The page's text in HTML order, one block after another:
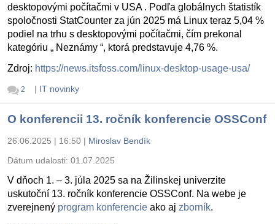
desktopovými počítačmi v USA . Podľa globálnych štatistík
spoločnosti StatCounter za jún 2025 má Linux teraz 5,04 %
podiel na trhu s desktopovými počítačmi, čím prekonal
kategóriu „ Neznámy “, ktorá predstavuje 4,76 %.
Zdroj: https://news.itsfoss.com/linux-desktop-usage-usa/
2 | IT novinky
O konferencii 13. ročník konferencie OSSConf
26.06.2025 | 16:50 | Miroslav Bendík
Dátum udalosti: 01.07.2025
V dňoch 1. – 3. júla 2025 sa na Žilinskej univerzite
uskutoční 13. ročník konferencie OSSConf. Na webe je
zverejnený program konferencie ako aj zborník.